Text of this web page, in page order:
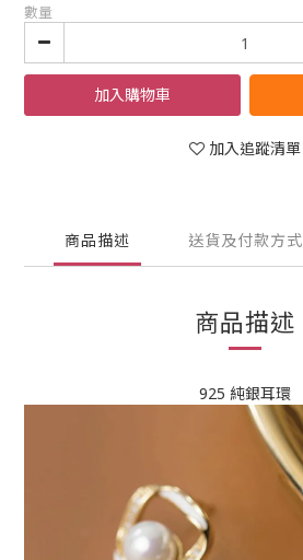
數量
加入購物車
加入追蹤清單
商品描述 送貨及付款方式
商品描述
925 純銀耳環